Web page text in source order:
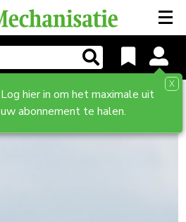
Log hier in om het maximale uit
uw abonnement te halen.
X